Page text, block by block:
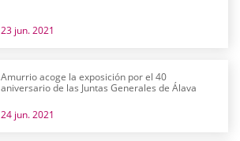
23 jun. 2021
Amurrio acoge la exposición por el 40
aniversario de las Juntas Generales de Álava
24 jun. 2021